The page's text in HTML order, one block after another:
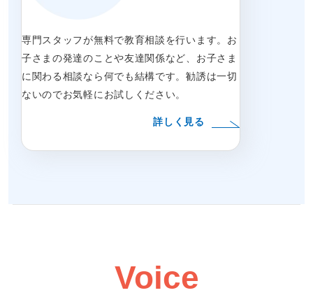
専門スタッフが無料で教育相談を行います。お
子さまの発達のことや友達関係など、お子さま
に関わる相談なら何でも結構です。勧誘は一切
ないのでお気軽にお試しください。
詳しく見る
Voice